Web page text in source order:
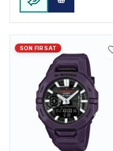
SON FIRSAT